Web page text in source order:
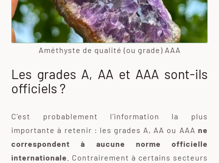
Améthyste de qualité (ou grade) AAA
Les grades A, AA et AAA sont-ils
officiels ?
C’est probablement l’information la plus
importante à retenir : les grades A, AA ou AAA ne
correspondent à aucune norme officielle
internationale
. Contrairement à certains secteurs